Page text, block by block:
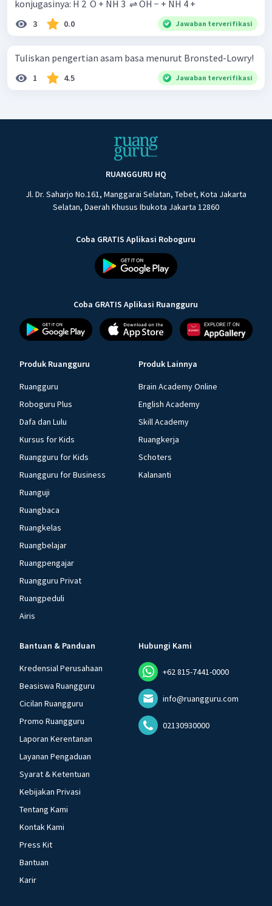
konjugasinya: H 2 ​ O + NH 3 ​ ⇌ OH − + NH 4 + ​
3 0.0 Jawaban terverifikasi
Tuliskan pengertian asam basa menurut Bronsted-Lowry!
1 4.5 Jawaban terverifikasi
RUANGGURU HQ
Jl. Dr. Saharjo No.161, Manggarai Selatan, Tebet, Kota Jakarta
Selatan, Daerah Khusus Ibukota Jakarta 12860
Coba GRATIS Aplikasi Roboguru
Coba GRATIS Aplikasi Ruangguru
Produk Ruangguru
Ruangguru
Roboguru Plus
Dafa dan Lulu
Kursus for Kids
Ruangguru for Kids
Ruangguru for Business
Ruanguji
Ruangbaca
Ruangkelas
Ruangbelajar
Ruangpengajar
Ruangguru Privat
Ruangpeduli
Airis
Produk Lainnya
Brain Academy Online
English Academy
Skill Academy
Ruangkerja
Schoters
Kalananti
Bantuan & Panduan
Kredensial Perusahaan
Beasiswa Ruangguru
Cicilan Ruangguru
Promo Ruangguru
Laporan Kerentanan
Layanan Pengaduan
Syarat & Ketentuan
Kebijakan Privasi
Tentang Kami
Kontak Kami
Press Kit
Bantuan
Karir
Hubungi Kami
+62 815-7441-0000
info@ruangguru.com
02130930000